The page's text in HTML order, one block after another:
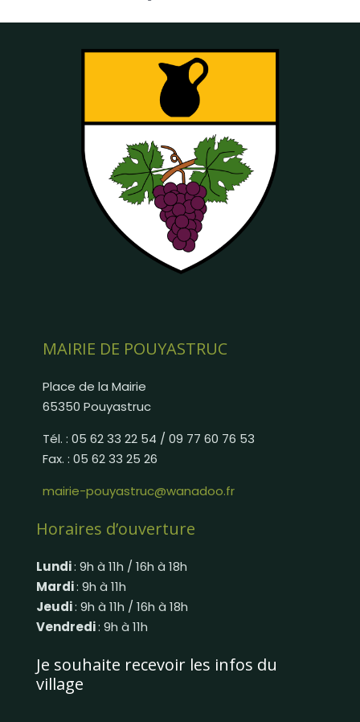
MAIRIE DE POUYASTRUC
Place de la Mairie
65350 Pouyastruc
Tél. : 05 62 33 22 54 / 09 77 60 76 53
Fax. : 05 62 33 25 26
mairie-pouyastruc@wanadoo.fr
Horaires d’ouverture
Lundi: 9h à 11h / 16h à 18h
Mardi: 9h à 11h
Jeudi: 9h à 11h / 16h à 18h
Vendredi: 9h à 11h
Je souhaite recevoir les infos du
village